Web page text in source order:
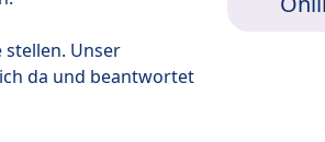
stellen. Unser
da und beantwortet